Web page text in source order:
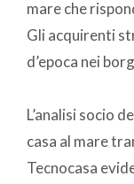
mare che
Gli acquirenti
d’epoca nei
L’analisi socio
casa al mare
Tecnocasa